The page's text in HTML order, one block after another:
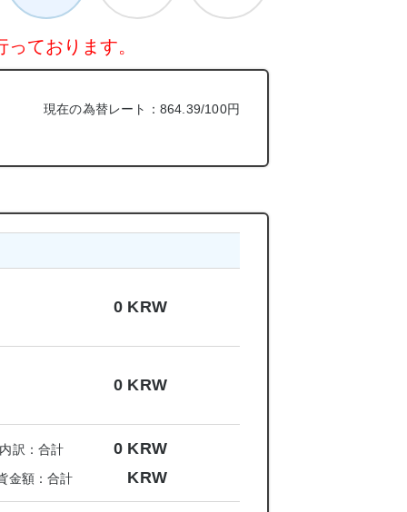
ております。
現在の為替レート：864.39/100円
0 KRW
0 KRW
訳：合計 0 KRW
金額：合計 KRW